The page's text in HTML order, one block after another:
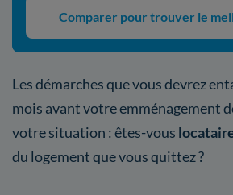
Comparer pour trouver le
Les démarches que vous devrez
mois avant votre emménagement
votre situation : êtes-vous
du logement que vous quittez ?